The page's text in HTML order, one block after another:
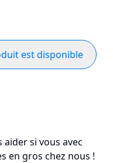
est disponible
si vous avec
en gros chez nous !